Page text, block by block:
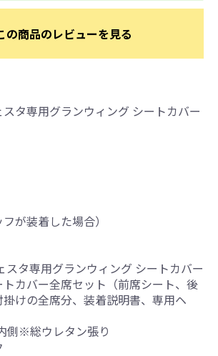
の商品のレビューを見る
タ専用グランウィング シートカバー
が装着した場合）
タ専用グランウィング シートカバー
カバー全席セット（前席シート、後
けの全席分、装着説明書、専用ヘ
側※総ウレタン張り